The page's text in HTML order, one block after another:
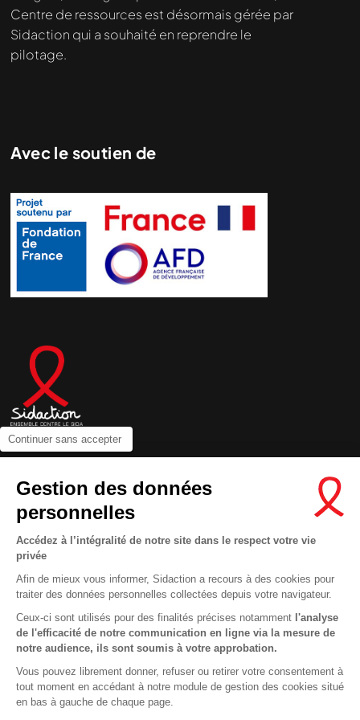
Continuer sans accepter
Gestion des données
personnelles
Accédez à l’intégralité de notre site dans le respect votre vie
privée
Afin de mieux vous informer, Sidaction a recours à des cookies pour
traiter des données personnelles collectées depuis votre navigateur.
Ceux-ci sont utilisés pour des finalités précises notamment l'analyse
de l'efficacité de notre communication en ligne via la mesure de
notre audience, ils sont soumis à votre approbation.
Vous pouvez librement donner, refuser ou retirer votre consentement à
tout moment en accédant à notre module de gestion des cookies situé
en bas à gauche de chaque page.
Centre de ressources est désormais gérée par
Sidaction qui a souhaité en reprendre le
pilotage.
Avec le soutien de
Newsletter
Nous suivre sur les réseaux :
MENTIONS LÉGALES
CONDITIONS D’UTILISATION ET PROTECTION DES DONNÉES
COOKIES
This site uses cookies and gives you control over what you want to
En savoir plus